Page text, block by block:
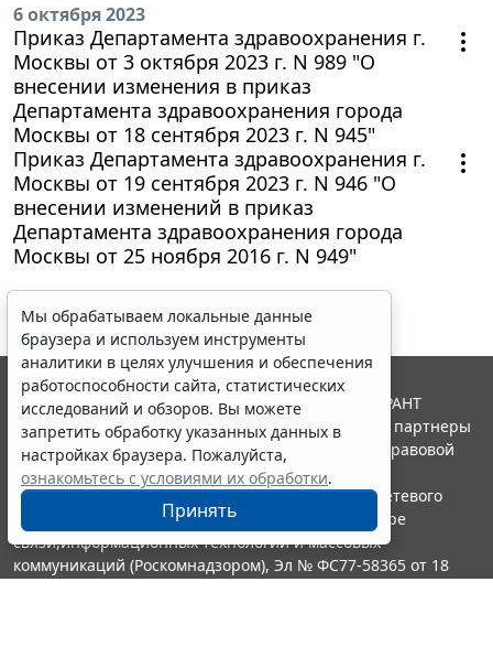
6 октября 2023
Приказ Департамента здравоохранения г.
Москвы от 3 октября 2023 г. N 989 "О
внесении изменения в приказ
Департамента здравоохранения города
Москвы от 18 сентября 2023 г. N 945"
Приказ Департамента здравоохранения г.
Москвы от 19 сентября 2023 г. N 946 "О
внесении изменений в приказ
Департамента здравоохранения города
Москвы от 25 ноября 2016 г. N 949"
Мы обрабатываем локальные данные
браузера и используем инструменты
аналитики в целях улучшения и обеспечения
работоспособности сайта, статистических
исследований и обзоров. Вы можете
запретить обработку указанных данных в
настройках браузера. Пожалуйста,
ознакомьтесь с условиями их обработки.
Принять
© ООО "НПП "ГАРАНТ-СЕРВИС", 2026. Система ГАРАНТ
выпускается с 1990 года. Компания "Гарант" и ее партнеры
являются участниками Российской ассоциации правовой
информации ГАРАНТ.
Портал ГАРАНТ.РУ зарегистрирован в качестве сетевого
издания Федеральной службой по надзору в сфере
связи,информационных технологий и массовых
коммуникаций (Роскомнадзором), Эл № ФС77-58365 от 18